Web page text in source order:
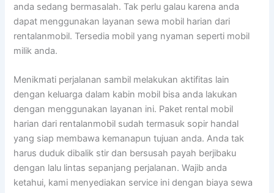
anda sedang bermasalah. Tak perlu galau karena anda
dapat menggunakan layanan sewa mobil harian dari
rentalanmobil. Tersedia mobil yang nyaman seperti mobil
milik anda.
Menikmati perjalanan sambil melakukan aktifitas lain
dengan keluarga dalam kabin mobil bisa anda lakukan
dengan menggunakan layanan ini. Paket rental mobil
harian dari rentalanmobil sudah termasuk sopir handal
yang siap membawa kemanapun tujuan anda. Anda tak
harus duduk dibalik stir dan bersusah payah berjibaku
dengan lalu lintas sepanjang perjalanan. Wajib anda
ketahui, kami menyediakan service ini dengan biaya sewa